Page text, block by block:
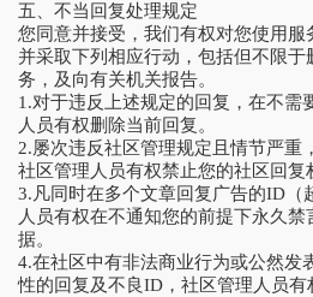
五、不当回复处理规定
您同意并接受，我们有权对您使用服
并采取下列相应行动，包括但不限于
务，及向有关机关报告。
1.对于违反上述规定的回复，在不需
人员有权删除当前回复。
2.屡次违反社区管理规定且情节严重
社区管理人员有权禁止您的社区回复
3.凡同时在多个文章回复广告的ID（
人员有权在不通知您的前提下永久
据。
4.在社区中有非法商业行为或公然发
性的回复及不良ID，社区管理人员